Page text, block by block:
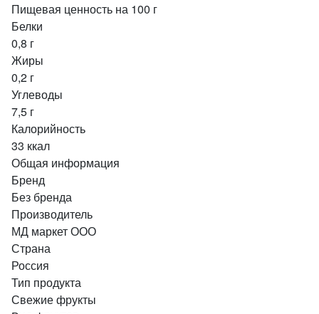
Пищевая ценность на 100 г
Белки
0,8 г
Жиры
0,2 г
Углеводы
7,5 г
Калорийность
33 ккал
Общая информация
Бренд
Без бренда
Производитель
МД маркет ООО
Страна
Россия
Тип продукта
Свежие фрукты